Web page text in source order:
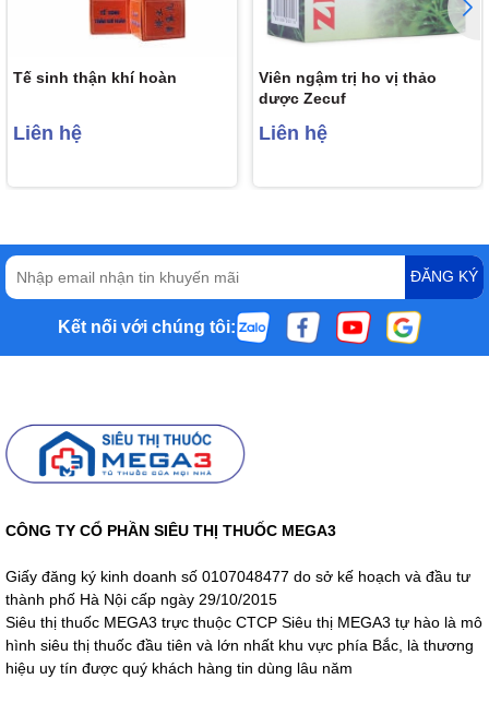
Tế sinh thận khí hoàn
Liên hệ
Viên ngậm trị ho vị thảo
dược Zecuf
Liên hệ
ĐĂNG KÝ
Kết nối với chúng tôi:
CÔNG TY CỔ PHẦN SIÊU THỊ THUỐC MEGA3
Giấy đăng ký kinh doanh số 0107048477 do sở kế hoạch và đầu tư
thành phố Hà Nội cấp ngày 29/10/2015
Siêu thị thuốc MEGA3 trực thuộc CTCP Siêu thị MEGA3 tự hào là mô
hình siêu thị thuốc đầu tiên và lớn nhất khu vực phía Bắc, là thương
hiệu uy tín được quý khách hàng tin dùng lâu năm